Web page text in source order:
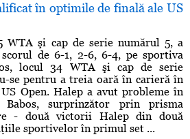
în optimile de finală ale US
WTA şi cap de serie numărul 5, a
de 6-1, 2-6, 6-4, pe sportiva
locul 34 WTA şi cap de serie
se pentru a treia oară în carieră în
Open. Halep a avut probleme în
surprinzător prin prisma
- două victorii Halep din două
sportivelor în primul set ...